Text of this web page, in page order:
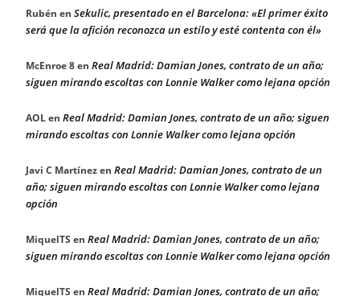
Rubén en Sekulic, presentado en el Barcelona: «El primer éxito
será que la afición reconozca un estilo y esté contenta con él»
McEnroe 8en Real Madrid: Damian Jones, contrato de un año;
siguen mirando escoltas con Lonnie Walker como lejana opción
AOLen Real Madrid: Damian Jones, contrato de un año; siguen
mirando escoltas con Lonnie Walker como lejana opción
Javi C Martínezen Real Madrid: Damian Jones, contrato de un
año; siguen mirando escoltas con Lonnie Walker como lejana
opción
MiquelTS en Real Madrid: Damian Jones, contrato de un año;
siguen mirando escoltas con Lonnie Walker como lejana opción
MiquelTS en Real Madrid: Damian Jones, contrato de un año;